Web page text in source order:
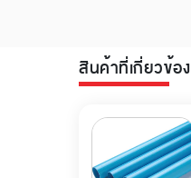
สินค้าที่เกี่ยวข้อง